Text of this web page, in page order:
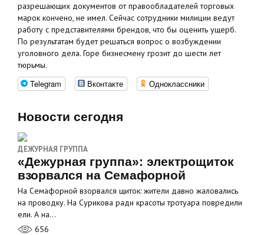
разрешающих документов от правообладателей торговых
марок кончено, не имел. Сейчас сотрудники милиции ведут
работу с представителями брендов, что бы оценить ущерб.
По результатам будет решаться вопрос о возбуждении
уголовного дела. Горе бизнесмену грозит до шести лет
тюрьмы.
Telegram Вконтакте Одноклассники
Новости сегодня
ДЕЖУРНАЯ ГРУППА
«Дежурная группа»: электрощиток
взорвался на Семафорной
На Семафорной взорвался щиток: жители давно жаловались
на проводку. На Сурикова ради красоты тротуара повредили
ели. А на…
656